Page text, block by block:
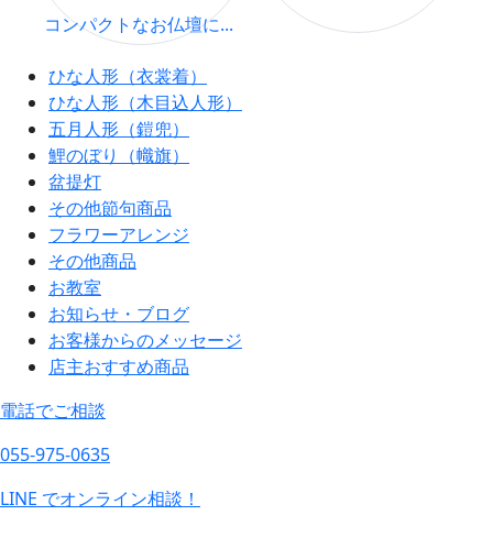
コンパクトなお仏壇に...
ひな人形（衣裳着）
ひな人形（木目込人形）
五月人形（鎧兜）
鯉のぼり（幟旗）
盆提灯
その他節句商品
フラワーアレンジ
その他商品
お教室
お知らせ・ブログ
お客様からのメッセージ
店主おすすめ商品
電話でご相談
055-975-0635
LINE でオンライン相談！